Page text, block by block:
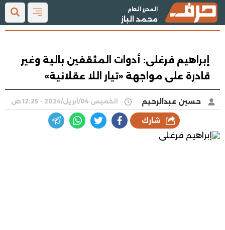
المحرر العام
محمد الباز
إبراهيم فرغلى: أدوات المثقفين بالية وغير
قادرة على مواجهة «تيار اللا عقلانية»
حسين عبدالرحيم الخميس 04/أبريل/2024 - 12:25 ص
شارك